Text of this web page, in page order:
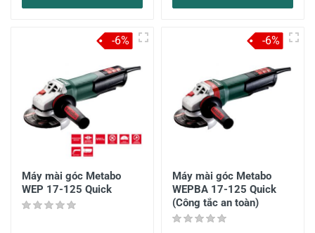
Máy mài góc Metabo
WEP 17-125 Quick
-6%
Máy mài góc Metabo
WEPBA 17-125 Quick
(Công tắc an toàn)
-6%